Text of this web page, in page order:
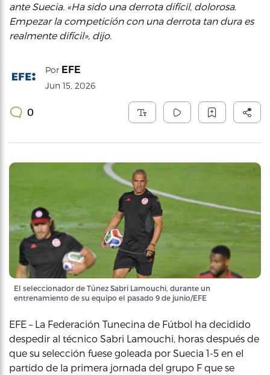
ante Suecia. «Ha sido una derrota difícil, dolorosa.
Empezar la competición con una derrota tan dura es
realmente difícil», dijo.
Por EFE
Jun 15, 2026
0
El seleccionador de Túnez Sabri Lamouchi, durante un
entrenamiento de su equipo el pasado 9 de junio/EFE
EFE – La Federación Tunecina de Fútbol ha decidido
despedir al técnico Sabri Lamouchi, horas después de
que su selección fuese goleada por Suecia 1-5 en el
partido de la primera jornada del grupo F que se